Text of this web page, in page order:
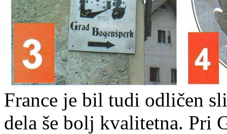
France je bil tudi odličen
dela še bolj kvalitetna. Pri